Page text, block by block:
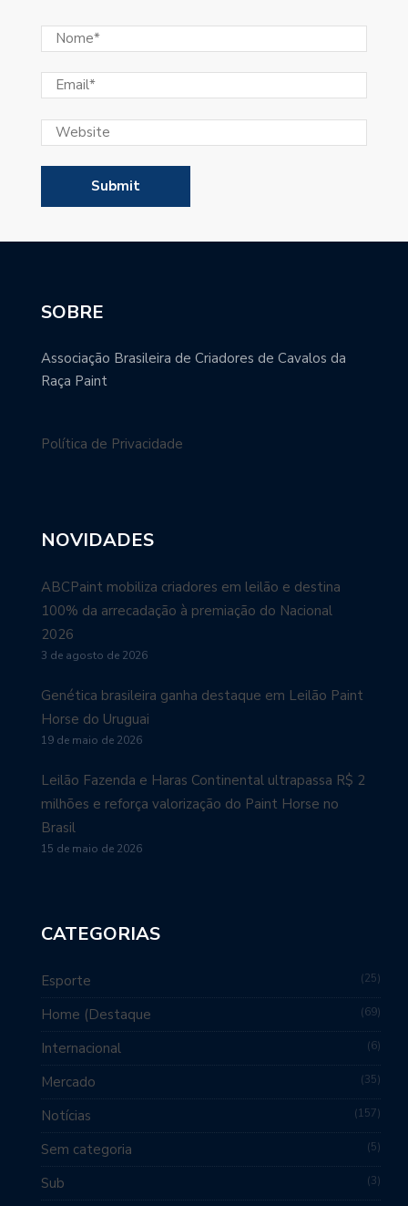
SOBRE
Associação Brasileira de Criadores de Cavalos da
Raça Paint
Política de Privacidade
NOVIDADES
ABCPaint mobiliza criadores em leilão e destina
100% da arrecadação à premiação do Nacional
2026
3 de agosto de 2026
Genética brasileira ganha destaque em Leilão Paint
Horse do Uruguai
19 de maio de 2026
Leilão Fazenda e Haras Continental ultrapassa R$ 2
milhões e reforça valorização do Paint Horse no
Brasil
15 de maio de 2026
CATEGORIAS
Esporte 25
Home (Destaque 69
Internacional 6
Mercado 35
Notícias 157
Sem categoria 5
Sub 3